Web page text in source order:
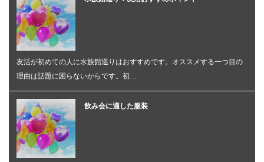
友活が初めての人に水族館巡りはおすすめです。オススメする一つ目の
理由は話題に困らないからです。初…
飲み会に適した服装